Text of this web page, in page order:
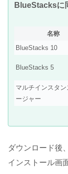
BlueStacksに
名称
BlueStacks 10
BlueStacks 5
マルチインスタン
ージャー
ダウンロード後
インストール画